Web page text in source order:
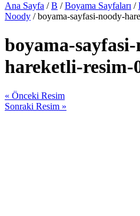
Ana Sayfa /B /Boyama Sayfaları /
Noody / boyama-sayfasi-noody-
boyama-
hareketli-resim-
« Önceki Resim
Sonraki Resim »